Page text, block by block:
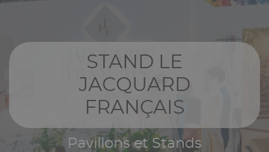
STAND LE
JACQUARD
FRANÇAIS
Pavillons et Stands